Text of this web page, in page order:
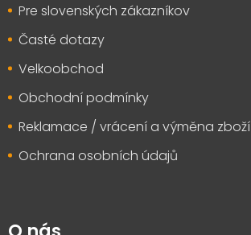
Pre slovenských zákazníkov
Časté dotazy
Velkoobchod
Obchodní podmínky
Reklamace / vrácení a výměna zboží
Ochrana osobních údajů